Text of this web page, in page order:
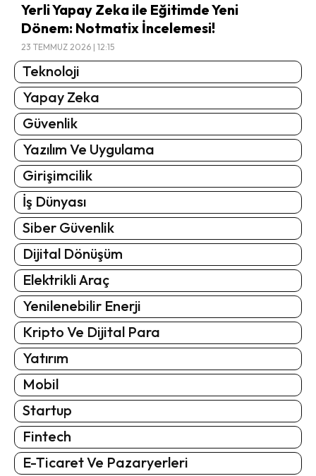
Yerli Yapay Zeka ile Eğitimde Yeni
Dönem: Notmatix İncelemesi!
23 TEMMUZ 2026 | 12:15
Teknoloji
Yapay Zeka
Güvenlik
Yazılım Ve Uygulama
Girişimcilik
İş Dünyası
Siber Güvenlik
Dijital Dönüşüm
Elektrikli Araç
Yenilenebilir Enerji
Kripto Ve Dijital Para
Yatırım
Mobil
Startup
Fintech
E-Ticaret Ve Pazaryerleri